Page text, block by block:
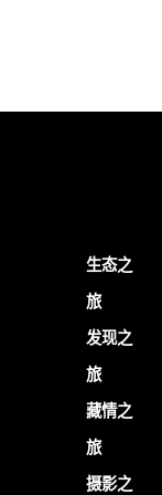
生态之
旅
发现之
旅
藏情之
旅
摄影之